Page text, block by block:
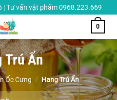
| Tư vấn vật phẩm 0968.223.669
0
Trú Ẩn
Ốc Cưng / Hang Trú Ẩn